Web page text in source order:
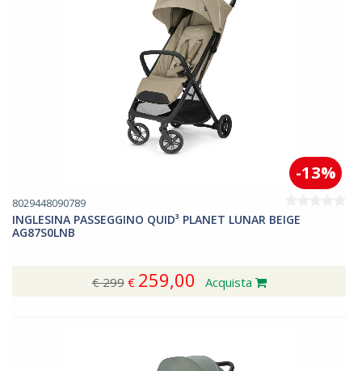
8029448090789
INGLESINA PASSEGGINO QUID³ PLANET LUNAR BEIGE
AG87S0LNB
€ 299€ 259,00
-13%
Acquista